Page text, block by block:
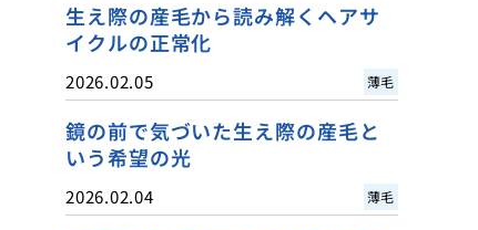
生え際の産毛から読み解くヘアサ
イクルの正常化
2026.02.05 薄毛
鏡の前で気づいた生え際の産毛と
いう希望の光
2026.02.04 薄毛